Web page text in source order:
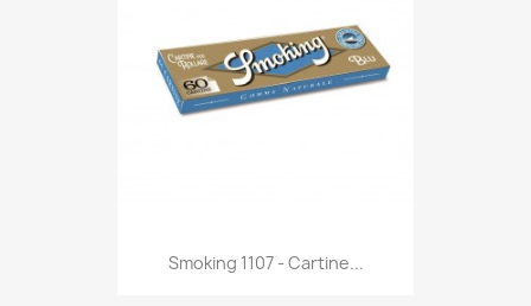
Anteprima
Smoking 1107 - Cartine...